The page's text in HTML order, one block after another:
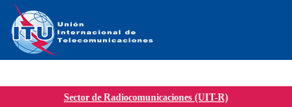
Sector de Radiocomunicaciones (UIT-R)